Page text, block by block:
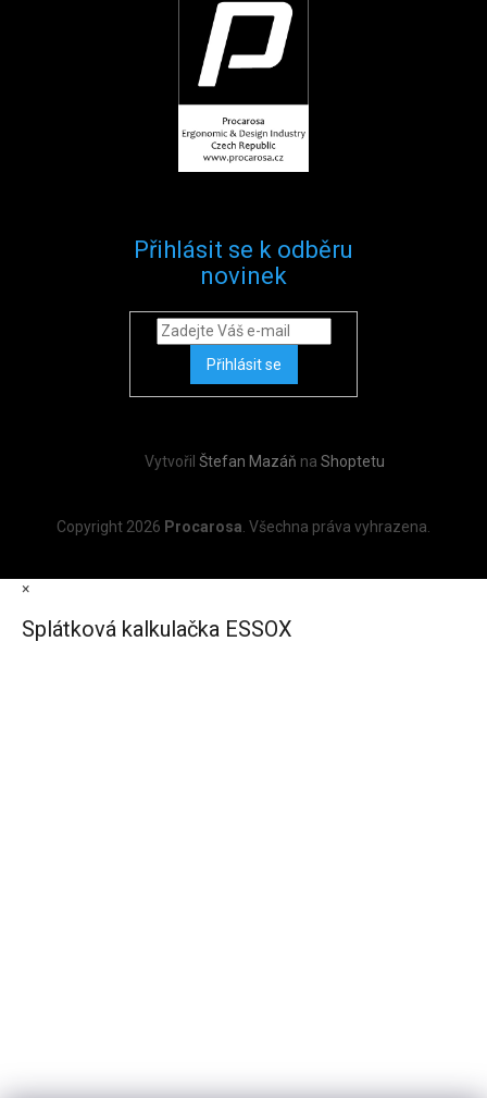
Přihlásit se k odběru
novinek
Přihlásit se
Vytvořil Štefan Mazáň na Shoptetu
Copyright 2026 Procarosa . Všechna práva vyhrazena.
×
Splátková kalkulačka ESSOX